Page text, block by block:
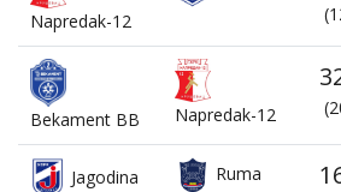
Napredak-12
Bekament BB Napredak-12
Jagodina Ruma